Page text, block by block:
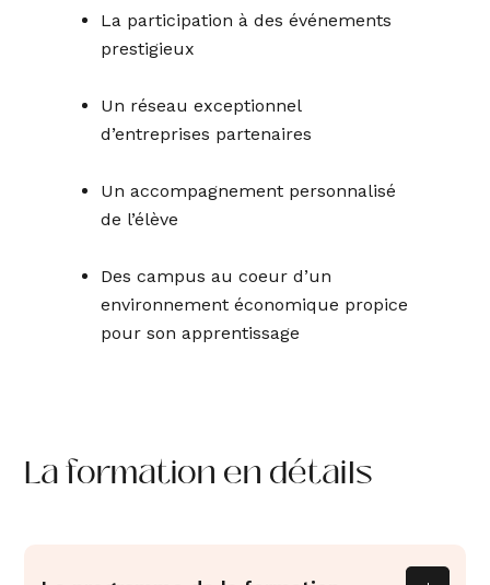
La participation à des événements
prestigieux
Un réseau exceptionnel
d’entreprises partenaires
Un accompagnement personnalisé
de l’élève
Des campus au coeur d’un
environnement économique propice
pour son apprentissage
La formation en détails